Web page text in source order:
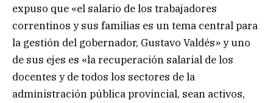
expuso que «el salario de los trabajadores
correntinos y sus familias es un tema central para
la gestión del gobernador, Gustavo Valdés» y uno
de sus ejes es «la recuperación salarial de los
docentes y de todos los sectores de la
administración pública provincial, sean activos,